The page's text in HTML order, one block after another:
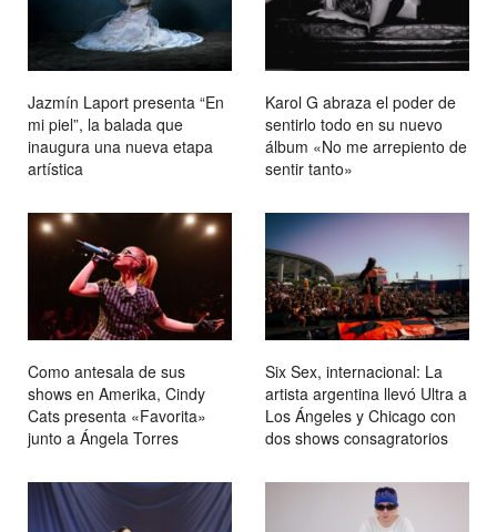
Jazmín Laport presenta “En
mi piel”, la balada que
inaugura una nueva etapa
artística
Karol G abraza el poder de
sentirlo todo en su nuevo
álbum «No me arrepiento de
sentir tanto»
Como antesala de sus
shows en Amerika, Cindy
Cats presenta «Favorita»
junto a Ángela Torres
Six Sex, internacional: La
artista argentina llevó Ultra a
Los Ángeles y Chicago con
dos shows consagratorios